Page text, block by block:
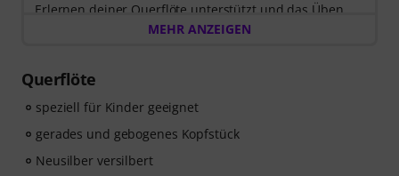
Erlernen deiner Querflöte unterstützt und das Üben
zum Vergnügen wird. Entdecke die Welt der Musik mit
270 zielgerichteten Übungen
Das interaktive Live-Feedback von tonestro hört dir
beim Spielen zu, analysiert jeden gespielten Ton und
gibt dir unmittelbar Rückmeldung zur Tonhöhe und
Rhythmus. Ergreife jetzt die Chance, deiner
MEHR ANZEIGEN
Querflöte
speziell für Kinder geeignet
gerades und gebogenes Kopfstück
Neusilber versilbert